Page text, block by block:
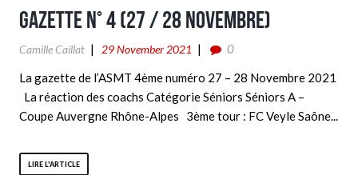
Gazette n° 4 (27 / 28 Novembre)
Camille Caillat 29 November 2021
0
La gazette de l’ASMT 4ème numéro 27 – 28 Novembre 2021
La réaction des coachs Catégorie Séniors Séniors A –
Coupe Auvergne Rhône-Alpes 3ème tour : FC Veyle Saône...
LIRE L'ARTICLE